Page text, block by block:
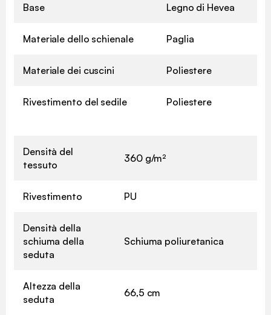
Base Legno di Hevea
Materiale dello schienale Paglia
Materiale dei cuscini Poliestere
Rivestimento del sedile Poliestere
Densità del
tessuto
360 g/m²
Rivestimento PU
Densità della
schiuma della
seduta
Schiuma poliuretanica
Altezza della
seduta
66,5 cm